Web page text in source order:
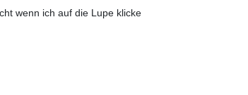
wenn ich auf die Lupe klicke